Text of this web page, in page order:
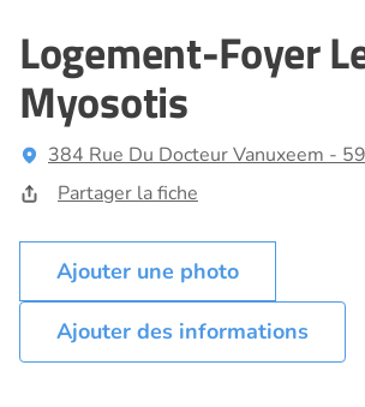
Logement-Foyer
Myosotis
384 Rue Du Docteur Vanuxeem -
Partager la fiche
Ajouter des informations